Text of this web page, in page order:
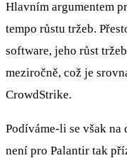
Hlavním argumentem
tempo růstu tržeb.
software, jeho růst
meziročně, což je
CrowdStrike.
Podíváme-li se však
není pro Palantir tak